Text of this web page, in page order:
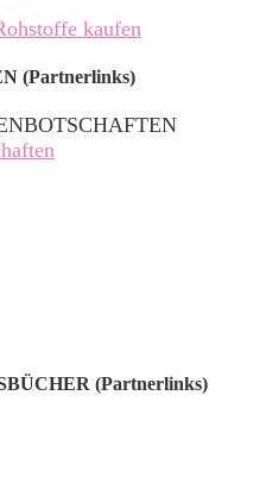
(Partnerlinks)
(Partnerlinks)